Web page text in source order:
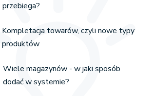
przebiega?
Kompletacja towarów, czyli nowe typy
produktów
Wiele magazynów - w jaki sposób
dodać w systemie?